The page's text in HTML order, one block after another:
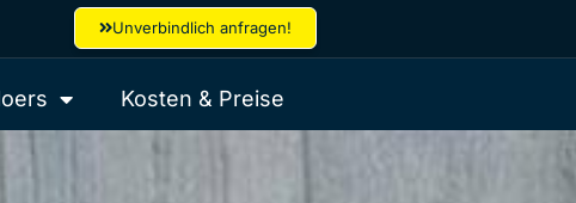
Unverbindlich anfragen!
Kosten & Preise